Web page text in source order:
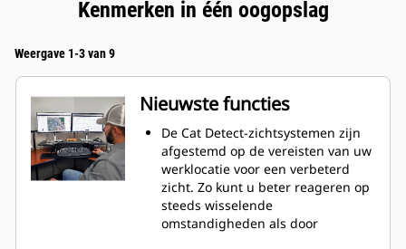
Kenmerken in één oogopslag
Weergave 1-3 van 9
Nieuwste functies
De Cat Detect-zichtsystemen zijn
afgestemd op de vereisten van uw
werklocatie voor een verbeterd
zicht. Zo kunt u beter reageren op
steeds wisselende
omstandigheden als door